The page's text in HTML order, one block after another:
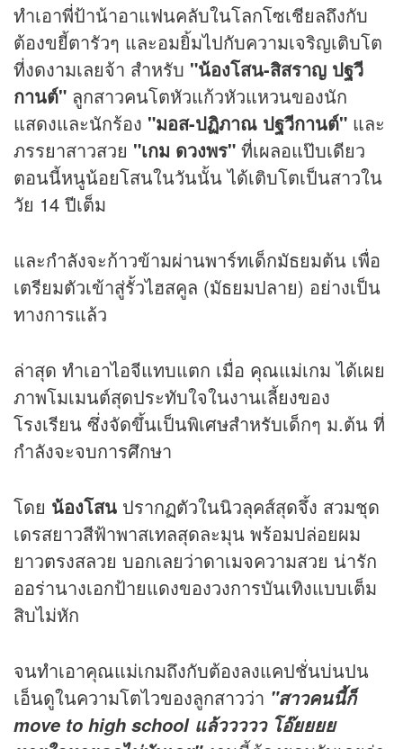
ทำเอาพี่ป้าน้าอาแฟนคลับในโลกโซเชียลถึงกับ
ต้องขยี้ตารัวๆ และอมยิ้มไปกับความเจริญเติบโต
ที่งดงามเลยจ้า สำหรับ "น้องโสน-สิสราญ ปฐวี
กานต์" ลูกสาวคนโตหัวแก้วหัวแหวนของนัก
แสดงและนักร้อง "มอส-ปฏิภาณ ปฐวีกานต์" และ
ภรรยาสาวสวย "เกม ดวงพร" ที่เผลอแป๊บเดียว
ตอนนี้หนูน้อยโสนในวันนั้น ได้เติบโตเป็นสาวใน
วัย 14 ปีเต็ม
และกำลังจะก้าวข้ามผ่านพาร์ทเด็กมัธยมต้น เพื่อ
เตรียมตัวเข้าสู่รั้วไฮสคูล (มัธยมปลาย) อย่างเป็น
ทางการแล้ว
ล่าสุด ทำเอาไอจีแทบแตก เมื่อ คุณแม่เกม ได้เผย
ภาพโมเมนต์สุดประทับใจในงานเลี้ยงของ
โรงเรียน ซึ่งจัดขึ้นเป็นพิเศษสำหรับเด็กๆ ม.ต้น ที่
กำลังจะจบการศึกษา
โดย น้องโสน ปรากฏตัวในนิวลุคส์สุดจึ้ง สวมชุด
เดรสยาวสีฟ้าพาสเทลสุดละมุน พร้อมปล่อยผม
ยาวตรงสลวย บอกเลยว่าดาเมจความสวย น่ารัก
ออร่านางเอกป้ายแดงของวงการบันเทิงแบบเต็ม
สิบไม่หัก
จนทำเอาคุณแม่เกมถึงกับต้องลงแคปชั่นบ่นปน
เอ็นดูในความโตไวของลูกสาวว่า "สาวคนนี้ก็
move to high school แล้ววววว โอ๊ยยยย